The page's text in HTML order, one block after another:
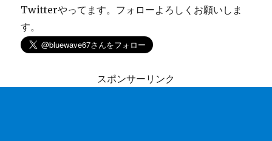
Twitterやってます。フォローよろしくお願いしま
す。
スポンサーリンク